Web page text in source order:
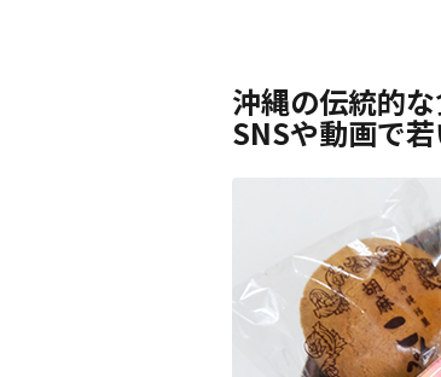
沖縄の伝統的
SNSや動画で